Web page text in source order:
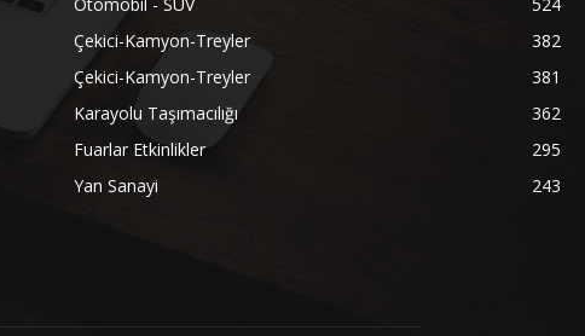
Otomobil - SUV
524
Çekici-Kamyon-Treyler
382
Çekici-Kamyon-Treyler
381
Karayolu Taşımacılığı
362
Fuarlar Etkinlikler
295
Yan Sanayi
243